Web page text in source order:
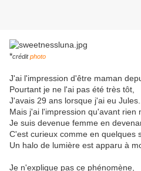
*créditphoto
J'ai l'impression d'être maman
Pourtant je ne l'ai pas été très tôt,
J'avais 29 ans lorsque j'ai eu Jules...
Mais j'ai l'impression qu'avant rien
Je suis devenue femme en
C'est curieux comme en quelques
Un halo de lumière est apparu à
Je n'explique pas ce phénomène,